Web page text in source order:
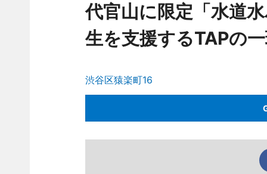
代官山に限定「水道
生を支援するTAPの
渋谷区猿楽町16